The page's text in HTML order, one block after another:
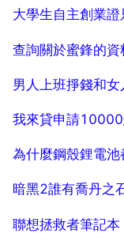
2025-07-29
2025-07-29
2025-07-29
2025-07-29
2025-07-29
2025-07-29
2025-07-29